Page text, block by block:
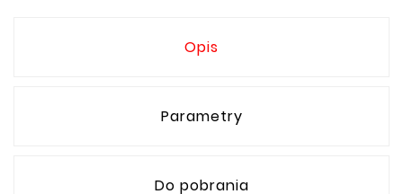
Opis
Parametry
Do pobrania